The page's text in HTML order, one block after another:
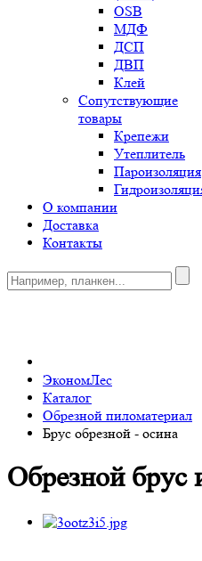
OSB
МДФ
ДСП
ДВП
Клей
Сопутствующие
товары
Крепежи
Утеплитель
Пароизоляция
О компании
Доставка
Контакты
ЭкономЛес
Каталог
Обрезной пиломатериал
Брус обрезной - осина
Обрезной брус